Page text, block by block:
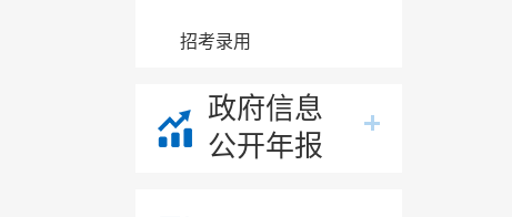
招考录用
政府信息
公开年报